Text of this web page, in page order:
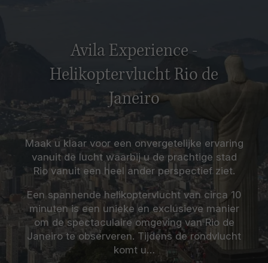
Avila Experience -
Helikoptervlucht Rio de
Janeiro
Maak u klaar voor een onvergetelijke ervaring
vanuit de lucht waarbij u de prachtige stad
Rio vanuit een heel ander perspectief ziet.
Een spannende helikoptervlucht van circa 10
minuten is een unieke en exclusieve manier
om de spectaculaire omgeving van Rio de
Janeiro te observeren. Tijdens de rondvlucht
komt u…